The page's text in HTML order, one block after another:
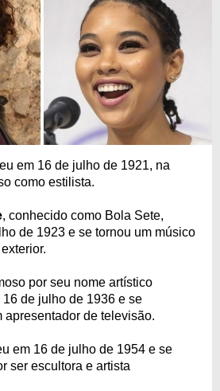
em 16 de julho de 1921, na
como estilista.
, conhecido como Bola Sete,
de 1923 e se tornou um músico
por seu nome artístico
de julho de 1936 e se
apresentador de televisão.
em 16 de julho de 1954 e se
ser escultora e artista